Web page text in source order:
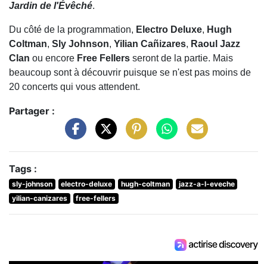
Jardin de l'Évêché.
Du côté de la programmation, Electro Deluxe, Hugh
Coltman, Sly Johnson, Yilian Cañizares, Raoul Jazz
Clan ou encore Free Fellers seront de la partie. Mais
beaucoup sont à découvrir puisque se n'est pas moins de
20 concerts qui vous attendent.
Partager :
Tags :
sly-johnson electro-deluxe hugh-coltman
jazz-a-l-eveche
yilian-canizares
free-fellers